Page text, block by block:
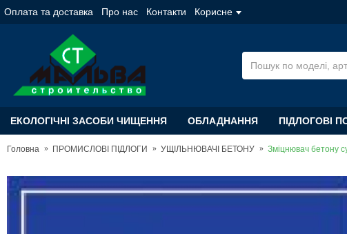
Оплата та доставка Про нас Контакти Корисне
ЕКОЛОГІЧНІ ЗАСОБИ ЧИЩЕННЯ ОБЛАДНАННЯ ПІДЛОГОВІ
Головна ПРОМИСЛОВІ ПІДЛОГИ УЩІЛЬНЮВАЧІ БЕТОНУ Зміцнювач бетону